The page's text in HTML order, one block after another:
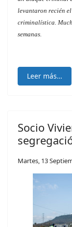
levantaron recién
criminalística.
semanas.
Leer más…
Socio
Martes, 13